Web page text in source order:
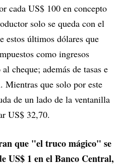
cada US$ 100 en concepto
solo se queda con el
últimos dólares que
como ingresos
cheque; además de tasas e
Mientras que solo por este
de un lado de la ventanilla
US$ 32,70.
que "el truco mágico" se
US$ 1 en el Banco Central,